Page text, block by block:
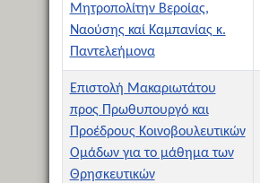
Μητροπολίτην Βεροίας,
Ναούσης καί Καμπανίας κ.
Παντελεήμονα
Επιστολή Μακαριωτάτου
προς Πρωθυπουργό και
Προέδρους Κοινοβουλευτικών
Ομάδων για το μάθημα των
Θρησκευτικών